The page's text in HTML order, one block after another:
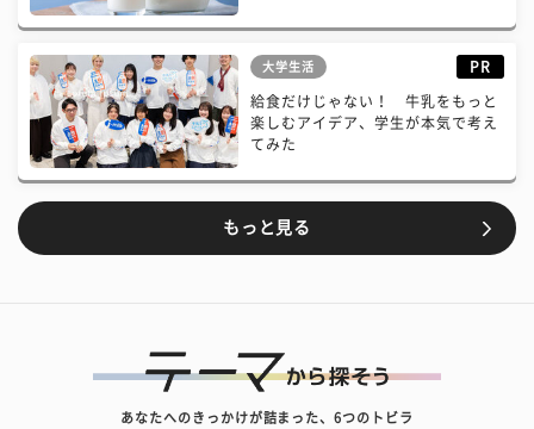
大学生活 PR
給食だけじゃない！ 牛乳をもっと
楽しむアイデア、学生が本気で考え
てみた
もっと見る
あなたへのきっかけが詰まった、6つのトビラ